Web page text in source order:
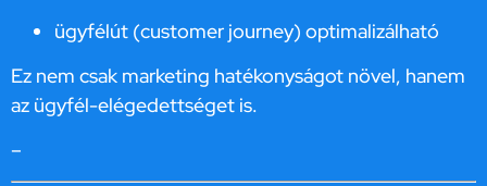
ügyfélút (customer journey) optimalizálható
Ez nem csak marketing hatékonyságot növel, hanem
az ügyfél-elégedettséget is.
–